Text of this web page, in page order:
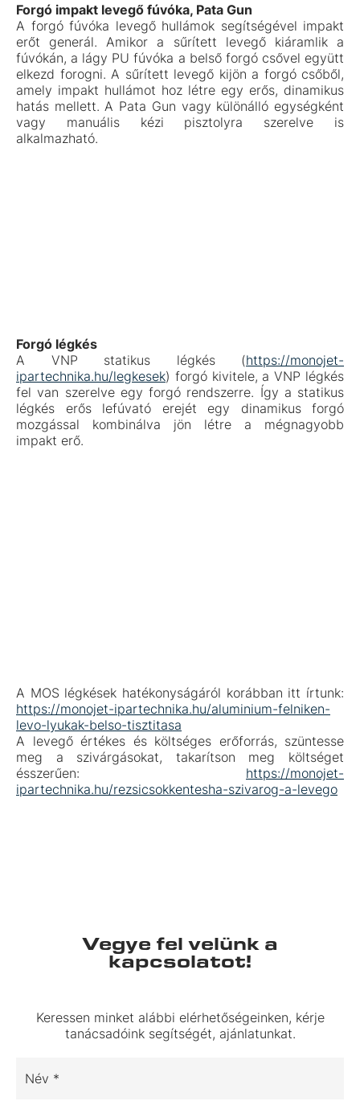
Forgó impakt levegő fúvóka, Pata Gun
A forgó fúvóka levegő hullámok segítségével impakt
erőt generál. Amikor a sűrített levegő kiáramlik a
fúvókán, a lágy PU fúvóka a belső forgó csővel együtt
elkezd forogni. A sűrített levegő kijön a forgó csőből,
amely impakt hullámot hoz létre egy erős, dinamikus
hatás mellett. A Pata Gun vagy különálló egységként
vagy manuális kézi pisztolyra szerelve is
alkalmazható.
Forgó légkés
A VNP statikus légkés (https://monojet-
ipartechnika.hu/legkesek) forgó kivitele, a VNP légkés
fel van szerelve egy forgó rendszerre. Így a statikus
légkés erős lefúvató erejét egy dinamikus forgó
mozgással kombinálva jön létre a mégnagyobb
impakt erő.
A MOS légkések hatékonyságáról korábban itt írtunk:
https://monojet-ipartechnika.hu/aluminium-felniken-
levo-lyukak-belso-tisztitasa
A levegő értékes és költséges erőforrás, szüntesse
meg a szivárgásokat, takarítson meg költséget
ésszerűen: https://monojet-
ipartechnika.hu/rezsicsokkentesha-szivarog-a-levego
Vegye fel velünk a
kapcsolatot!
Keressen minket alábbi elérhetőségeinken, kérje
tanácsadóink segítségét, ajánlatunkat.
Név *